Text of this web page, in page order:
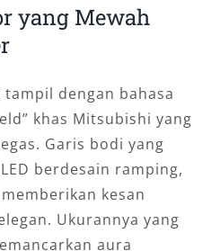
yang Mewah
dengan bahasa
khas Mitsubishi yang
Garis bodi yang
berdesain ramping,
kesan
Ukurannya yang
aura